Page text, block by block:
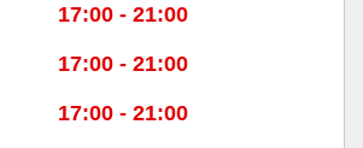
17:00 - 21:00
17:00 - 21:00
17:00 - 21:00